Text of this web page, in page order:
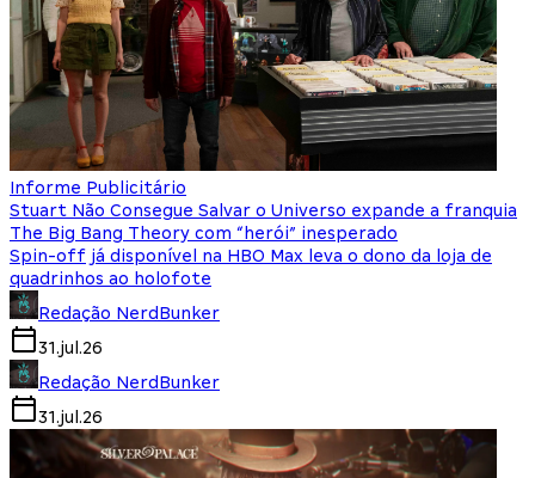
Informe Publicitário
Stuart Não Consegue Salvar o Universo expande a franquia
The Big Bang Theory com “herói” inesperado
Spin-off já disponível na HBO Max leva o dono da loja de
quadrinhos ao holofote
Redação NerdBunker
31.jul.26
Redação NerdBunker
31.jul.26